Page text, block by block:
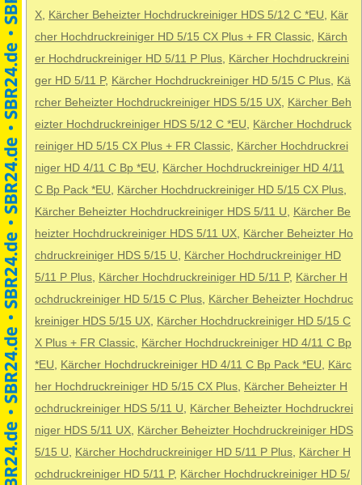
X Kärcher Beheizter Hochdruckreiniger HDS 5/12 C *EU
Kär
cher Hochdruckreiniger HD 5/15 CX Plus + FR Classic Kärch
er Hochdruckreiniger HD 5/11 P Plus Kärcher Hochdruckreini
ger HD 5/11 P, Kärcher Hochdruckreiniger HD 5/15 C Plus Kä
rcher Beheizter Hochdruckreiniger HDS 5/15 UX Kärcher Beh
eizter Hochdruckreiniger HDS 5/12 C *EU
Kärcher Hochdruck
reiniger HD 5/15 CX Plus + FR Classic Kärcher Hochdruckrei
niger HD 4/11 C Bp *EU
Kärcher Hochdruckreiniger HD 4/11
C Bp Pack *EU
Kärcher Hochdruckreiniger HD 5/15 CX Plus
Kärcher Beheizter Hochdruckreiniger HDS 5/11 U
Kärcher Be
heizter Hochdruckreiniger HDS 5/11 UX Kärcher Beheizter Ho
chdruckreiniger HDS 5/15 U
Kärcher Hochdruckreiniger HD
5/11 P Plus Kärcher Hochdruckreiniger HD 5/11 P, Kärcher H
ochdruckreiniger HD 5/15 C Plus Kärcher Beheizter Hochdruc
kreiniger HDS 5/15 UX Kärcher Hochdruckreiniger HD 5/15 C
X Plus + FR Classic Kärcher Hochdruckreiniger HD 4/11 C Bp
*EU
Kärcher Hochdruckreiniger HD 4/11 C Bp Pack *EU
Kärc
her Hochdruckreiniger HD 5/15 CX Plus Kärcher Beheizter H
ochdruckreiniger HDS 5/11 U
Kärcher Beheizter Hochdruckrei
niger HDS 5/11 UX Kärcher Beheizter Hochdruckreiniger HDS
5/15 U
Kärcher Hochdruckreiniger HD 5/11 P Plus Kärcher H
ochdruckreiniger HD 5/11 P, Kärcher Hochdruckreiniger HD 5/